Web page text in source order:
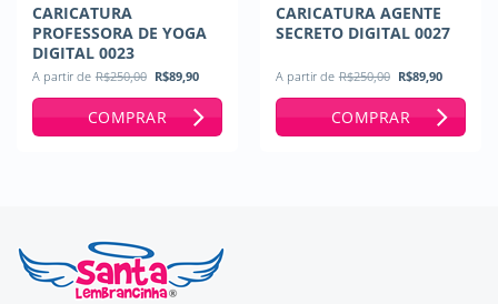
CARICATURA
PROFESSORA DE YOGA
DIGITAL 0023
A partir de R$250,00 O
preço
original
era:
R$250,00.
R$89,90
atual
é:
R$89,90.
COMPRAR
CARICATURA AGENTE
SECRETO DIGITAL 0027
A partir de R$250,00 O
preço
original
era:
R$250,00.
R$89,90
atual
é:
COMPRAR